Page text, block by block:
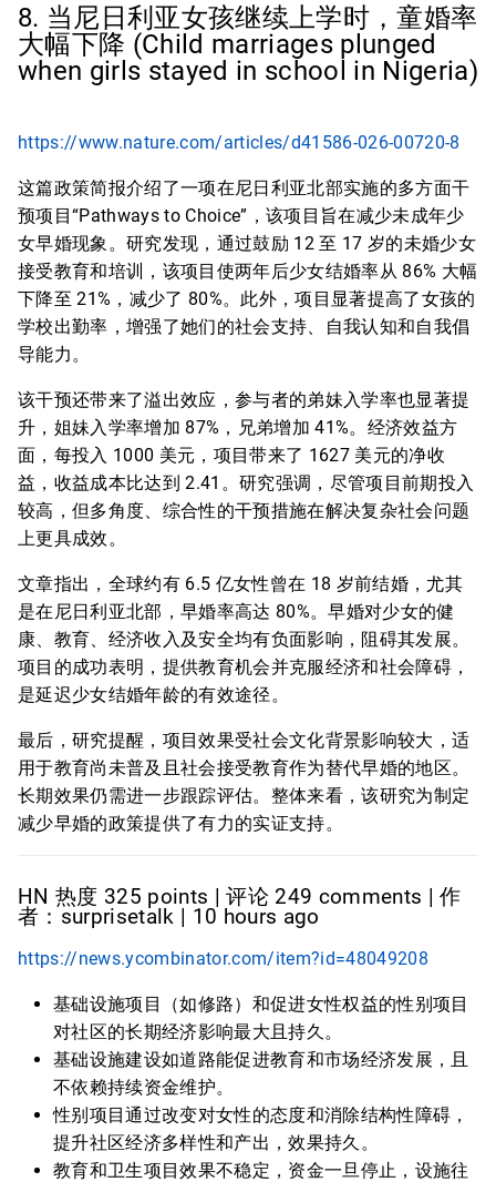
8. 当尼日利亚女孩继续上学时，童婚率
大幅下降 (Child marriages plunged
when girls stayed in school in Nigeria)
https://www.nature.com/articles/d41586-026-00720-8
这篇政策简报介绍了一项在尼日利亚北部实施的多方面干
预项目“Pathways to Choice”，该项目旨在减少未成年少
女早婚现象。研究发现，通过鼓励 12 至 17 岁的未婚少女
接受教育和培训，该项目使两年后少女结婚率从 86% 大幅
下降至 21%，减少了 80%。此外，项目显著提高了女孩的
学校出勤率，增强了她们的社会支持、自我认知和自我倡
导能力。
该干预还带来了溢出效应，参与者的弟妹入学率也显著提
升，姐妹入学率增加 87%，兄弟增加 41%。经济效益方
面，每投入 1000 美元，项目带来了 1627 美元的净收
益，收益成本比达到 2.41。研究强调，尽管项目前期投入
较高，但多角度、综合性的干预措施在解决复杂社会问题
上更具成效。
文章指出，全球约有 6.5 亿女性曾在 18 岁前结婚，尤其
是在尼日利亚北部，早婚率高达 80%。早婚对少女的健
康、教育、经济收入及安全均有负面影响，阻碍其发展。
项目的成功表明，提供教育机会并克服经济和社会障碍，
是延迟少女结婚年龄的有效途径。
最后，研究提醒，项目效果受社会文化背景影响较大，适
用于教育尚未普及且社会接受教育作为替代早婚的地区。
长期效果仍需进一步跟踪评估。整体来看，该研究为制定
减少早婚的政策提供了有力的实证支持。
HN 热度 325 points | 评论 249 comments | 作
者：surprisetalk | 10 hours ago
https://news.ycombinator.com/item?id=48049208
基础设施项目（如修路）和促进女性权益的性别项目
对社区的长期经济影响最大且持久。
基础设施建设如道路能促进教育和市场经济发展，且
不依赖持续资金维护。
性别项目通过改变对女性的态度和消除结构性障碍，
提升社区经济多样性和产出，效果持久。
教育和卫生项目效果不稳定，资金一旦停止，设施往